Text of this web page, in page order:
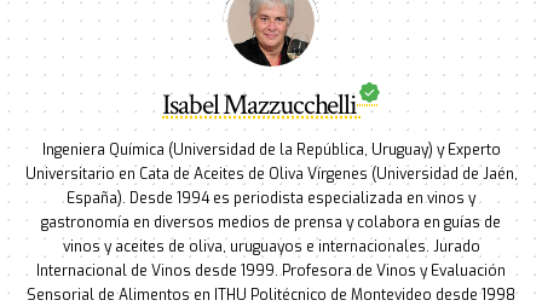
Isabel Mazzucchelli
Ingeniera Química (Universidad de la República, Uruguay) y Experto
Universitario en Cata de Aceites de Oliva Vírgenes (Universidad de Jaén,
España). Desde 1994 es periodista especializada en vinos y
gastronomía en diversos medios de prensa y colabora en guías de
vinos y aceites de oliva, uruguayos e internacionales. Jurado
Internacional de Vinos desde 1999. Profesora de Vinos y Evaluación
Sensorial de Alimentos en ITHU Politécnico de Montevideo desde 1998